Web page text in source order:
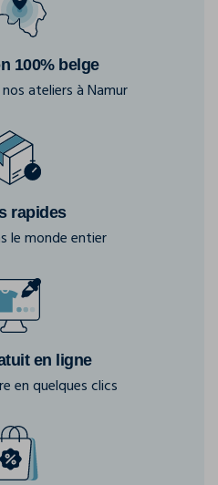
100% belge
ateliers à Namur
rapides
le monde entier
en ligne
en quelques clics